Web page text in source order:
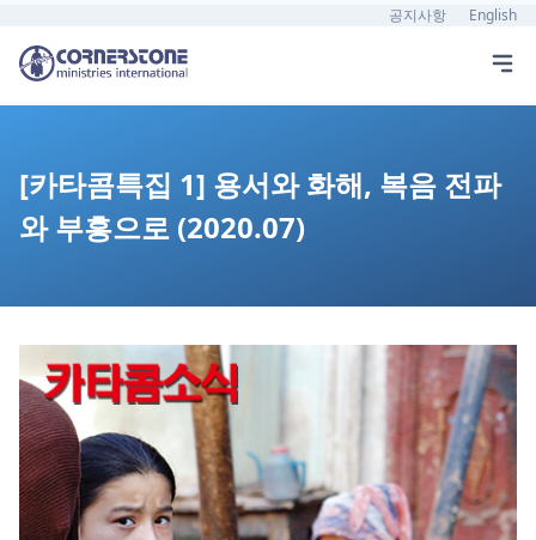
공지사항 English
[카타콤특집 1] 용서와 화해, 복음 전파
와 부흥으로 (2020.07)